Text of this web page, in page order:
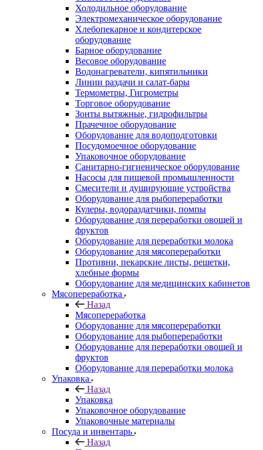
Холодильное оборудование
Электромеханическое оборудование
Хлебопекарное и кондитерское
оборудование
Барное оборудование
Весовое оборудование
Водонагреватели, кипятильники
Линии раздачи и салат-бары
Термометры, Гигрометры
Торговое оборудование
Зонты вытяжные, гидрофильтры
Прачечное оборудование
Оборудование для водоподготовки
Посудомоечное оборудование
Упаковочное оборудование
Санитарно-гигиеническое оборудование
Насосы для пищевой промышленности
Смесители и душирующие устройства
Оборудование для рыбопереработки
Кулеры, водораздатчики, помпы
Оборудование для переработки овощей и
фруктов
Оборудование для переработки молока
Оборудование для мясопереработки
Противни, пекарские листы, решетки,
хлебные формы
Оборудование для медицинских кабинетов
Мясопереработка
Назад
Мясопереработка
Оборудование для мясопереработки
Оборудование для рыбопереработки
Оборудование для переработки овощей и
фруктов
Оборудование для переработки молока
Упаковка
Назад
Упаковка
Упаковочное оборудование
Упаковочные материалы
Посуда и инвентарь
Назад